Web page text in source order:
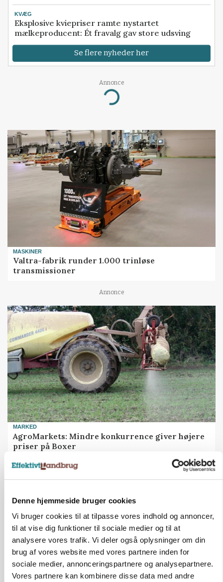
Denne hjemmeside bruger cookies
Vi bruger cookies til at tilpasse vores indhold og annoncer,
til at vise dig funktioner til sociale medier og til at
analysere vores trafik. Vi deler også oplysninger om din
brug af vores website med vores partnere inden for
sociale medier, annonceringspartnere og analysepartnere.
Vores partnere kan kombinere disse data med andre
KVÆG
Eksplosive kviepriser ramte nystartet
mælkeproducent: Ét fravalg gav store udsving
Se flere nyheder her
Annonce
Loading...
MASKINER
Valtra-fabrik runder 1.000 trinløse
transmissioner
Annonce
MARKED
AgroMarkets: Mindre konkurrence giver højere
priser på Boxer
Droner og AI kan afsløre ulvens jagtadfærd
Annonce
Loading...